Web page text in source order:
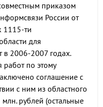
приказом
России от
1115-ти
для
в 2006-2007 годах.
по этому
соглашение с
с ним из областного
рублей (остальные